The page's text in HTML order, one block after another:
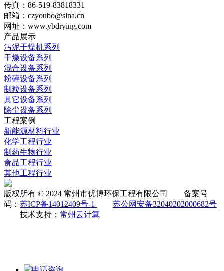
传真：86-519-83818331
邮箱：czyoubo@sina.cn
网址：www.ybdrying.com
产品展示
污泥干燥机系列
干燥设备系列
混合设备系列
粉碎设备系列
制粒设备系列
其它设备系列
除尘设备系列
工程案例
新能源材料行业
化学工程行业
制药生物行业
食品工程行业
其他工程行业
版权所有 © 2024 常州市优博环保工程有限公司 备案号
码： 苏ICP备14012409号-1
苏公网安备32040202000682号
技术支持： 常州云计算
电话咨询